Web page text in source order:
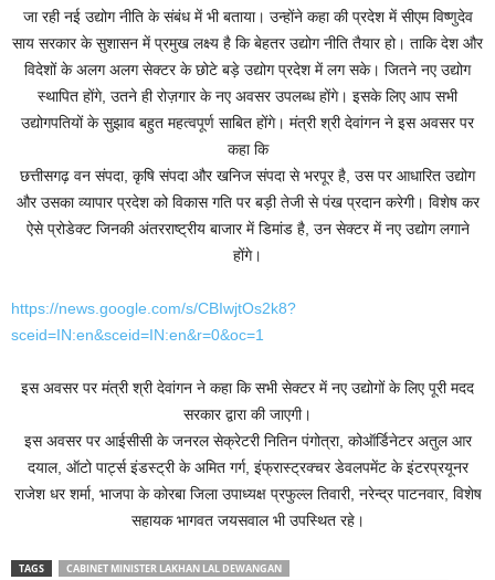
जा रही नई उद्योग नीति के संबंध में भी बताया। उन्होंने कहा की प्रदेश में सीएम विष्णुदेव
साय सरकार के सुशासन में प्रमुख लक्ष्य है कि बेहतर उद्योग नीति तैयार हो। ताकि देश और
विदेशों के अलग अलग सेक्टर के छोटे बड़े उद्योग प्रदेश में लग सके। जितने नए उद्योग
स्थापित होंगे, उतने ही रोज़गार के नए अवसर उपलब्ध होंगे। इसके लिए आप सभी
उद्योगपतियों के सुझाव बहुत महत्वपूर्ण साबित होंगे। मंत्री श्री देवांगन ने इस अवसर पर
कहा कि
छत्तीसगढ़ वन संपदा, कृषि संपदा और खनिज संपदा से भरपूर है, उस पर आधारित उद्योग
और उसका व्यापार प्रदेश को विकास गति पर बड़ी तेजी से पंख प्रदान करेगी। विशेष कर
ऐसे प्रोडेक्ट जिनकी अंतरराष्ट्रीय बाजार में डिमांड है, उन सेक्टर में नए उद्योग लगाने
होंगे।
https://news.google.com/s/CBIwjtOs2k8?
sceid=IN:en&sceid=IN:en&r=0&oc=1
इस अवसर पर मंत्री श्री देवांगन ने कहा कि सभी सेक्टर में नए उद्योगों के लिए पूरी मदद
सरकार द्वारा की जाएगी।
इस अवसर पर आईसीसी के जनरल सेक्रेटरी नितिन पंगोत्रा, कोऑर्डिनेटर अतुल आर
दयाल, ऑटो पार्ट्स इंडस्ट्री के अमित गर्ग, इंफ्रास्ट्रक्चर डेवलपमेंट के इंटरप्रयूनर
राजेश धर शर्मा, भाजपा के कोरबा जिला उपाध्यक्ष प्रफुल्ल तिवारी, नरेन्द्र पाटनवार, विशेष
सहायक भागवत जयसवाल भी उपस्थित रहे।
TAGS
CABINET MINISTER LAKHAN LAL DEWANGAN